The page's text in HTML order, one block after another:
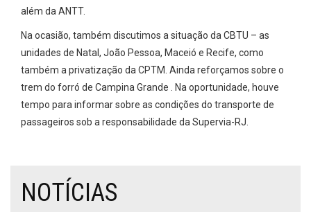
além da ANTT.
Na ocasião, também discutimos a situação da CBTU – as
unidades de Natal, João Pessoa, Maceió e Recife, como
também a privatização da CPTM. Ainda reforçamos sobre o
trem do forró de Campina Grande . Na oportunidade, houve
tempo para informar sobre as condições do transporte de
passageiros sob a responsabilidade da Supervia-RJ.
NOTÍCIAS